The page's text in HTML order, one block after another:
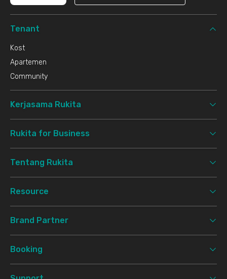
Tenant
Kost
Apartemen
Community
Kerjasama Rukita
Rukita for Business
Tentang Rukita
Resource
Brand Partner
Booking